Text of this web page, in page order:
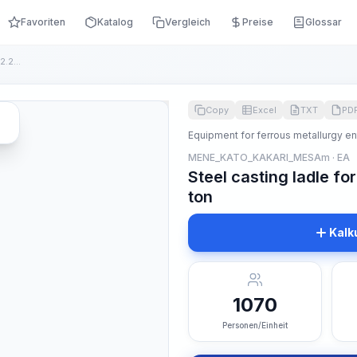
Favoriten Katalog Vergleich Preise Glossar
Steel casting ladle for crane casting, capacity, 132.28 ton
Copy Excel TXT
Equipment for ferrous metallurgy
MENE_KATO_KAKARI_MESAm · EA
Steel casting ladle
ton
1070
Personen/Einheit